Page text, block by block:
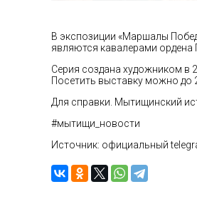
В экспозиции «Маршалы
являются кавалерами ордена
Серия создана художником в
Посетить выставку можно до
Для справки. Мытищинский
#мытищи_новости
Источник: официальный